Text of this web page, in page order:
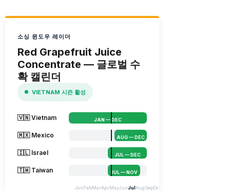
소싱 윈도우 레이더
Red Grapefruit Juice
Concentrate — 글로벌 수
확 캘린더
VIETNAM 시즌 활성
🇻🇳 Vietnam JAN — DEC
🇲🇽 Mexico AUG — DEC
🇮🇱 Israel JUL — DEC
🇹🇼 Taiwan JUL — NOV
JanFebMarAprMayJunJulAugSepOct